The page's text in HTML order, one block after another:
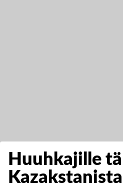
Huuhkajille
Kazakstanista